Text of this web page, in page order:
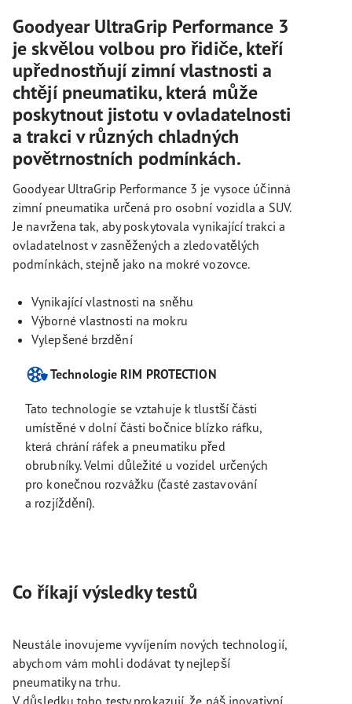
Goodyear UltraGrip Performance 3
je skvělou volbou pro řidiče, kteří
upřednostňují zimní vlastnosti a
chtějí pneumatiku, která může
poskytnout jistotu v ovladatelnosti
a trakci v různých chladných
povětrnostních podmínkách.
Goodyear UltraGrip Performance 3 je vysoce účinná
zimní pneumatika určená pro osobní vozidla a SUV.
Je navržena tak, aby poskytovala vynikající trakci a
ovladatelnost v zasněžených a zledovatělých
podmínkách, stejně jako na mokré vozovce.
Vynikající vlastnosti na sněhu
Výborné vlastnosti na mokru
Vylepšené brzdění
Technologie RIM PROTECTION
Tato technologie se vztahuje k tlustší části
umístěné v dolní části bočnice blízko ráfku,
která chrání ráfek a pneumatiku před
obrubníky. Velmi důležité u vozidel určených
pro konečnou rozvážku (časté zastavování
a rozjíždění).
Co říkají výsledky testů
Neustále inovujeme vyvíjením nových technologií,
abychom vám mohli dodávat ty nejlepší
pneumatiky na trhu.
V důsledku toho testy prokazují, že náš inovativní